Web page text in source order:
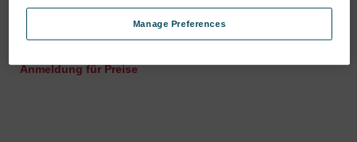
TA BLADE 0.15, Field
Anmeldung für Preise
IMM. LENS GLASS TUBE
Manage Preferences